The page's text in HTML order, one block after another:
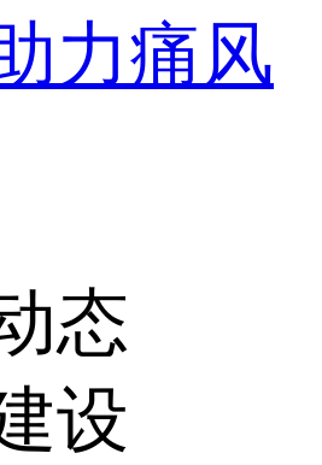
力痛风
态
设